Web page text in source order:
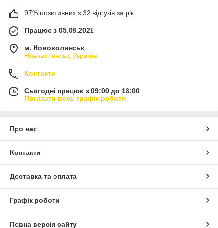
97% позитивних з 32 відгуків за рік
Працює з 05.08.2021
м. Нововолинськ
Нововолинськ, Україна
Контакти
Сьогодні працює з 09:00 до 18:00
Показати весь графік роботи
Про нас
Контакти
Доставка та оплата
Графік роботи
Повна версія сайту